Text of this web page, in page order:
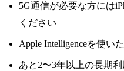
5G通信が必要な方には
ください
Apple Intelligenceを使い
あと2〜3年以上の長期